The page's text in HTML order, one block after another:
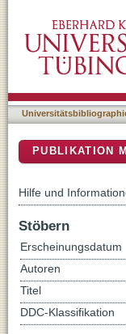
PUBLIKATION
Hilfe und
Stöbern
Erscheinungsdatum
Autoren
Titel
DDC-Klassifikation